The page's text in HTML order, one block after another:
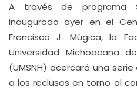
A través de programa
inaugurado ayer en el
Francisco J. Múgica, la
Universidad Michoacana
(UMSNH) acercará una
a los reclusos en torno al